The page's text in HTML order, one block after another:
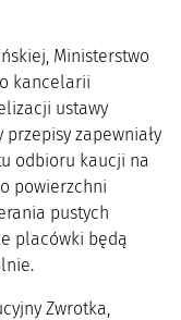
Ministerstwo
kancelarii
ustawy
zapewniały
odbioru kaucji na
powierzchni
pustych
placówki będą
Zwrotka,